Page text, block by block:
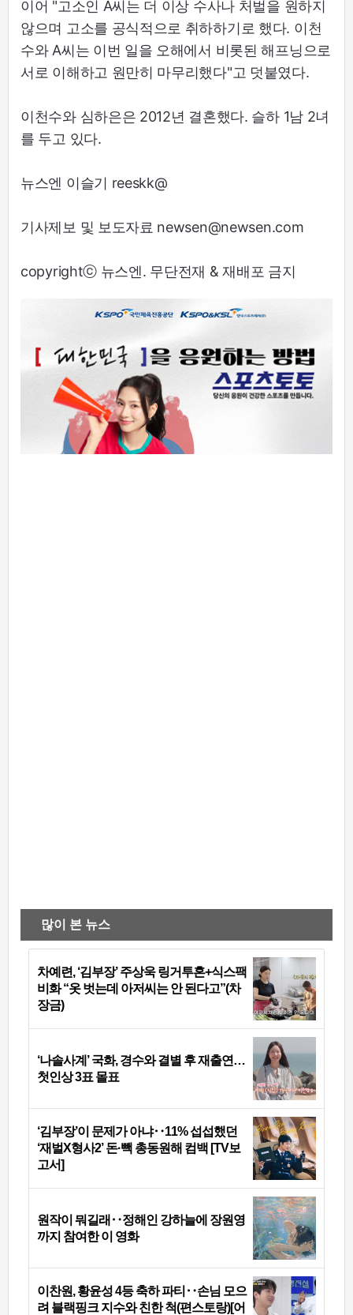
이어 "고소인 A씨는 더 이상 수사나 처벌을 원하지
않으며 고소를 공식적으로 취하하기로 했다. 이천
수와 A씨는 이번 일을 오해에서 비롯된 해프닝으로
서로 이해하고 원만히 마무리했다"고 덧붙였다.
이천수와 심하은은 2012년 결혼했다. 슬하 1남 2녀
를 두고 있다.
뉴스엔 이슬기 reeskk@
기사제보 및 보도자료 newsen@newsen.com
copyrightⓒ 뉴스엔. 무단전재 & 재배포 금지
많이 본 뉴스
차예련, ‘김부장’ 주상욱 링거투혼+식스팩
비화 “옷 벗는데 아저씨는 안 된다고”(차
장금)
‘나솔사계’ 국화, 경수와 결별 후 재출연…
첫인상 3표 몰표
‘김부장’이 문제가 아냐‥11% 섭섭했던
‘재벌X형사2’ 돈·빽 총동원해 컴백 [TV보
고서]
원작이 뭐길래‥정해인 강하늘에 장원영
까지 참여한 이 영화
이찬원, 황윤성 4등 축하 파티‥손님 모으
려 블랙핑크 지수와 친한 척(편스토랑)[어